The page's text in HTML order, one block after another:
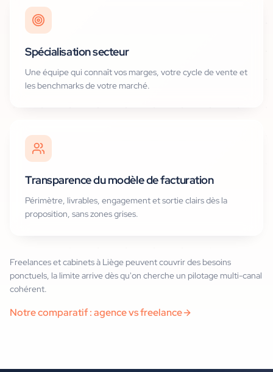
Spécialisation secteur
Une équipe qui connaît vos marges, votre cycle de vente et
les benchmarks de votre marché.
Transparence du modèle de facturation
Périmètre, livrables, engagement et sortie clairs dès la
proposition, sans zones grises.
Freelances et cabinets à Liège peuvent couvrir des besoins
ponctuels, la limite arrive dès qu'on cherche un pilotage multi-canal
cohérent.
Notre comparatif : agence vs freelance